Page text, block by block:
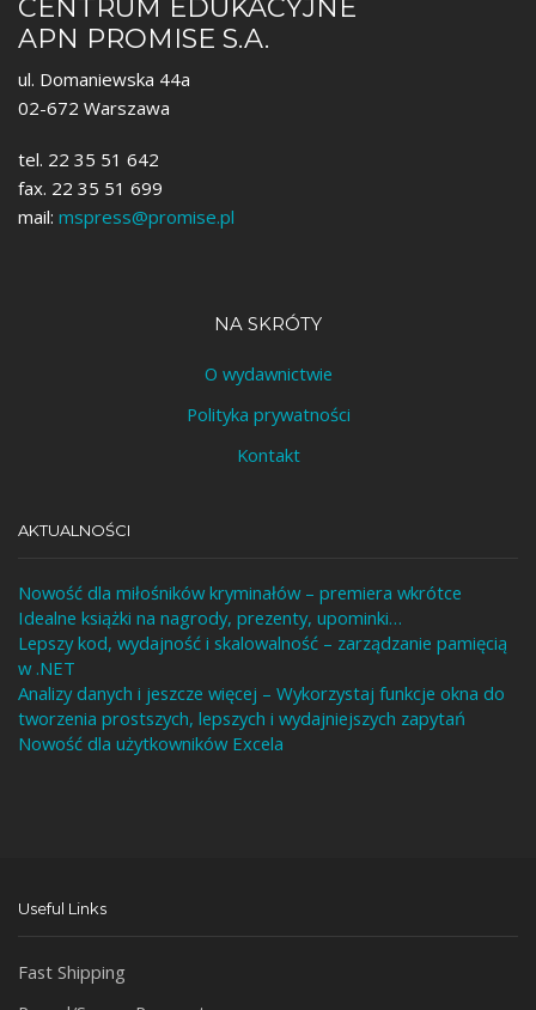
CENTRUM EDUKACYJNE
APN PROMISE S.A.
ul. Domaniewska 44a
02-672 Warszawa
tel. 22 35 51 642
fax. 22 35 51 699
mail: mspress@promise.pl
NA SKRÓTY
O wydawnictwie
Polityka prywatności
Kontakt
AKTUALNOŚCI
Nowość dla miłośników kryminałów – premiera wkrótce
Idealne książki na nagrody, prezenty, upominki…
Lepszy kod, wydajność i skalowalność – zarządzanie pamięcią
w .NET
Analizy danych i jeszcze więcej – Wykorzystaj funkcje okna do
tworzenia prostszych, lepszych i wydajniejszych zapytań
Nowość dla użytkowników Excela
Useful Links
Fast Shipping